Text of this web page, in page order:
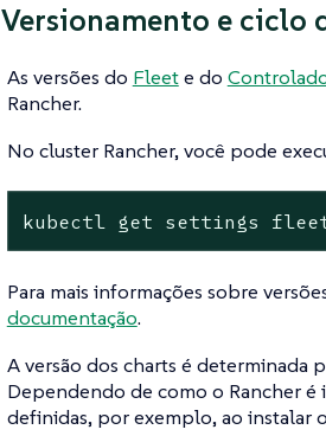
Versionamento e ciclo
As versões do Fleete do
Rancher.
No cluster Rancher, você pode
kubectl get settings
Para mais informações sobre
documentação.
A versão dos charts é determinada
Dependendo de como o Rancher é
definidas, por exemplo, ao instalar o